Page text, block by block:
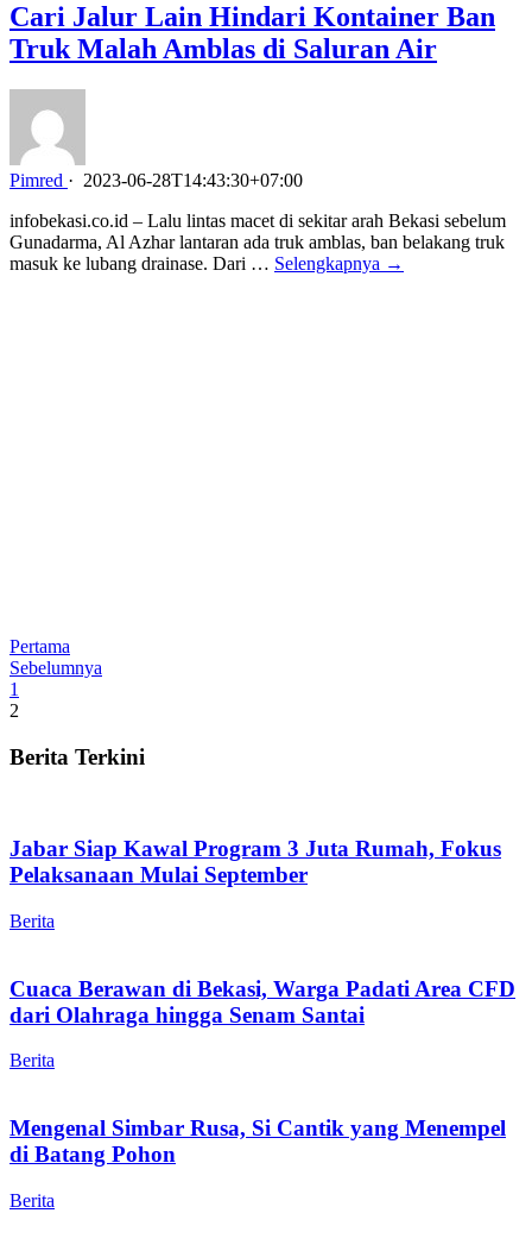
Cari Jalur Lain Hindari Kontainer Ban
Truk Malah Amblas di Saluran Air
Pimred · 2023-06-28T14:43:30+07:00
infobekasi.co.id – Lalu lintas macet di sekitar arah Bekasi sebelum
Gunadarma, Al Azhar lantaran ada truk amblas, ban belakang truk
masuk ke lubang drainase. Dari … Selengkapnya →
Pertama
Sebelumnya
1
2
Berita Terkini
Jabar Siap Kawal Program 3 Juta Rumah, Fokus
Pelaksanaan Mulai September
Berita
Cuaca Berawan di Bekasi, Warga Padati Area CFD
dari Olahraga hingga Senam Santai
Berita
Mengenal Simbar Rusa, Si Cantik yang Menempel
di Batang Pohon
Berita